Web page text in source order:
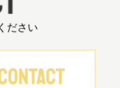
ださい